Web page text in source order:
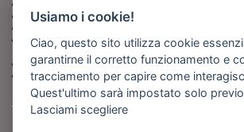
Fai pubblicità con noi
Iscriviti al nostro corso di
giornalismo
Compra i nostri libri
Entra in Barinedita Map
Usiamo i cookie!
Ciao, questo sito utilizza cookie
garantirne il corretto funzionamento e
tracciamento per capire come
Quest'ultimo sarà impostato solo
Lasciami scegliere